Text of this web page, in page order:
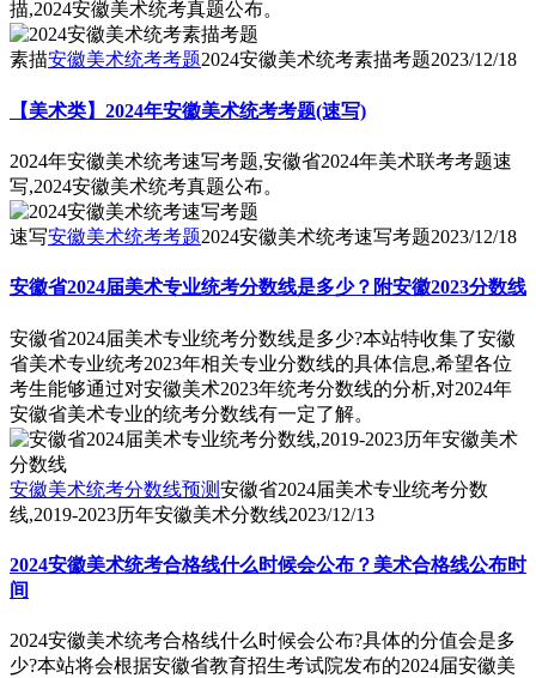
描,2024安徽美术统考真题公布。
素描安徽美术统考考题2024安徽美术统考素描考题2023/12/18
【美术类】2024年安徽美术统考考题(速写)
2024年安徽美术统考速写考题,安徽省2024年美术联考考题速
写,2024安徽美术统考真题公布。
速写安徽美术统考考题2024安徽美术统考速写考题2023/12/18
安徽省2024届美术专业统考分数线是多少？附安徽2023分数线
安徽省2024届美术专业统考分数线是多少?本站特收集了安徽
省美术专业统考2023年相关专业分数线的具体信息,希望各位
考生能够通过对安徽美术2023年统考分数线的分析,对2024年
安徽省美术专业的统考分数线有一定了解。
安徽美术统考分数线预测安徽省2024届美术专业统考分数
线,2019-2023历年安徽美术分数线2023/12/13
2024安徽美术统考合格线什么时候会公布？美术合格线公布时
间
2024安徽美术统考合格线什么时候会公布?具体的分值会是多
少?本站将会根据安徽省教育招生考试院发布的2024届安徽美